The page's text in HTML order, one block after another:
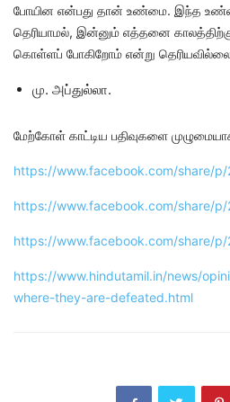
போயின என்பது தான் உண்மை. இந்த
தெரியாமல், இன்னும் எத்தனை
கொள்ளப் போகிறோம் என்று
மு. அப்துல்லா.
மேற்கோள் காட்டிய பதிவுகளை
https://www.facebook.com/share/p/
https://www.facebook.com/share/p/
https://www.facebook.com/share/p/
https://www.hindutamil.in/news/
where-they-are-defeated.html